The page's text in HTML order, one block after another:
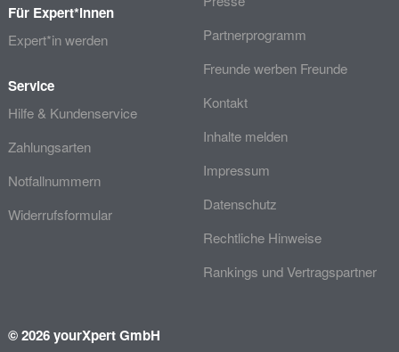
Für Expert*innen
Expert*in werden
Service
Hilfe & Kundenservice
Zahlungsarten
Notfallnummern
Widerrufsformular
Partnerprogramm
Freunde werben Freunde
Kontakt
Inhalte melden
Impressum
Datenschutz
Rechtliche Hinweise
Rankings und Vertragspartner
© 2026 yourXpert GmbH